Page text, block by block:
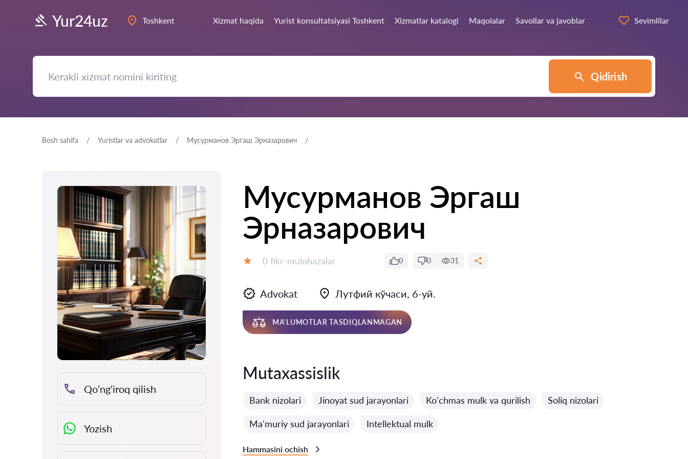
Yur24uz Toshkent Xizmat haqida Yurist konsultatsiyasi Toshkent Xizmatlar katalogi Maqolalar Savollar va javoblar Sevimlilar
Qidirish
Bosh sahifa Yuristlar va advokatlar Мусурманов Эргаш Эрназарович
Qo‘ng‘iroq qilish
Yozish
Мусурманов Эргаш
Эрназарович
Fikrlar:
0 fikr-mulohazalar 0 0 31
Advokat Лутфий кўчаси, 6-уй.
MA'LUMOTLAR TASDIQLANMAGAN
Mutaxassislik
Bank nizolari Jinoyat sud jarayonlari Ko'chmas mulk va qurilish Soliq nizolari
Ma'muriy sud jarayonlari Intellektual mulk
Hammasini ochish